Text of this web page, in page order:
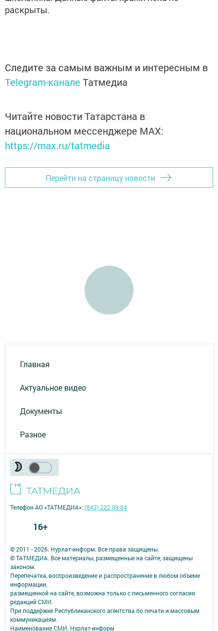
раскрыты.
Следите за самым важным и интересным в
Telegram-канале Татмедиа
Читайте новости Татарстана в
национальном мессенджере MАХ:
https://max.ru/tatmedia
Перейти на страницу новости
Главная
Актуальное видео
Документы
Разное
© 2011 - 2026. Нурлат-⁠информ. Все права защищены.
© ТАТМЕДИА. Все материалы, размещенные на сайте, защищены
законом.
Перепечатка, воспроизведение и распространение в любом объеме
информации,
размещенной на сайте, возможна только с письменного согласия
редакций СМИ.
При поддержке Республиканского агентства по печати и массовым
коммуникациям.
Наименование СМИ: Нурлат-⁠информ
Телефон АО «ТАТМЕДИА»:(843) 222 09 84
16+